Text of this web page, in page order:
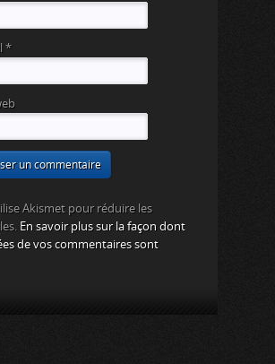
*
Akismet pour réduire les
En savoir plus sur la façon dont
de vos commentaires sont